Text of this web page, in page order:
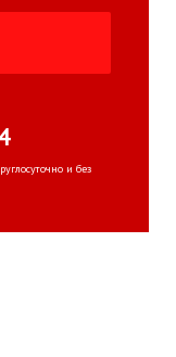
и без